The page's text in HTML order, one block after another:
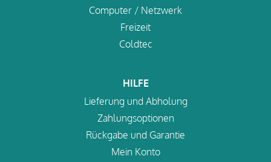
Computer / Netzwerk
Freizeit
Coldtec
HILFE
Lieferung und Abholung
Zahlungsoptionen
Rückgabe und Garantie
Mein Konto